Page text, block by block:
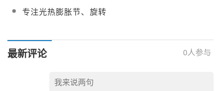
利器！上海飞熠将携
Ebsilon解决方案重磅亮
专注光热膨胀节、旋转
会员单位
最新评论 0人参与